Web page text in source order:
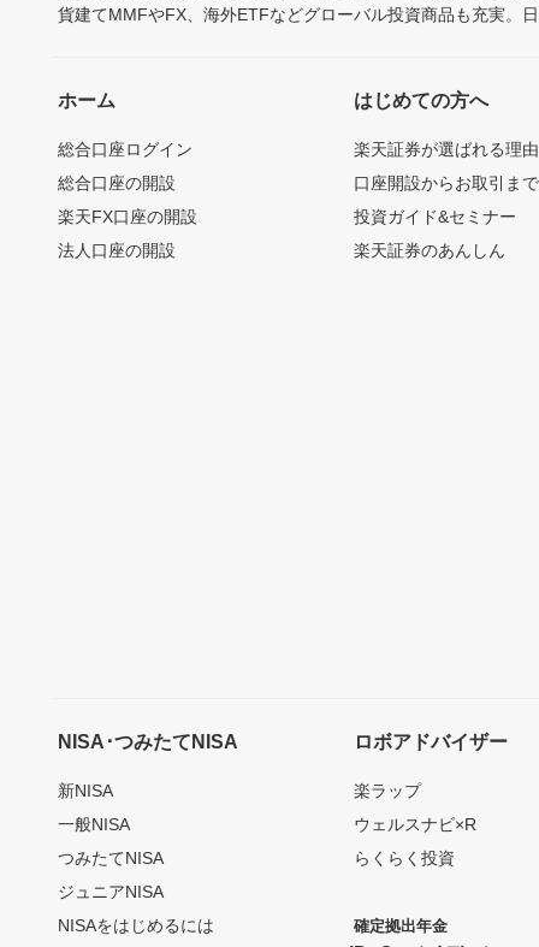
貨建てMMFやFX、海外ETFなどグローバル投資商品も充実。
ホーム
総合口座ログイン
総合口座の開設
楽天FX口座の開設
法人口座の開設
はじめての方へ
楽天証券が選ばれる理由
口座開設からお取引ま
投資ガイド&セミナー
楽天証券のあんしん
NISA･つみたてNISA
新NISA
一般NISA
つみたてNISA
ジュニアNISA
NISAをはじめるには
ロボアドバイザー
楽ラップ
ウェルスナビ×R
らくらく投資
確定拠出年金